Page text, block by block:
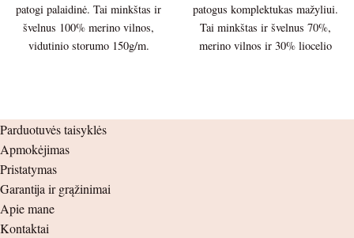
patogi palaidinė. Tai minkštas ir
švelnus 100% merino vilnos,
vidutinio storumo 150g/m.
ilgis nuo peties siūlės – 31cm.
nuo pažastėlės – 28cm.
patogus komplektukas mažyliui.
Tai minkštas ir švelnus 70%,
merino vilnos ir 30% liocelio
– 30cm. Rankovės ilgis nuo
Parduotuvės taisyklės
Apmokėjimas
Pristatymas
Garantija ir grąžinimai
Apie mane
Kontaktai